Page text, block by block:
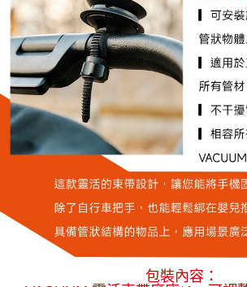
包裝內容：